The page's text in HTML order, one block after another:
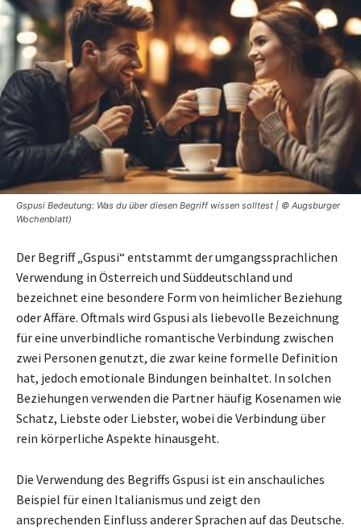
Gspusi Bedeutung: Was du über diesen Begriff wissen solltest | © Augsburger
Wochenblatt)
Der Begriff „Gspusi“ entstammt der umgangssprachlichen
Verwendung in Österreich und Süddeutschland und
bezeichnet eine besondere Form von heimlicher Beziehung
oder Affäre. Oftmals wird Gspusi als liebevolle Bezeichnung
für eine unverbindliche romantische Verbindung zwischen
zwei Personen genutzt, die zwar keine formelle Definition
hat, jedoch emotionale Bindungen beinhaltet. In solchen
Beziehungen verwenden die Partner häufig Kosenamen wie
Schatz, Liebste oder Liebster, wobei die Verbindung über
rein körperliche Aspekte hinausgeht.
Die Verwendung des Begriffs Gspusi ist ein anschauliches
Beispiel für einen Italianismus und zeigt den
ansprechenden Einfluss anderer Sprachen auf das Deutsche.